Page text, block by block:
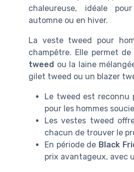
chaleureuse, idéale
automne ou en hiver.
La veste tweed pour
champêtre. Elle permet
tweed ou la laine
gilet tweed ou un blazer
Le tweed est reconnu
pour les hommes
Les vestes tweed
chacun de trouver le
En période de Black
prix avantageux, avec